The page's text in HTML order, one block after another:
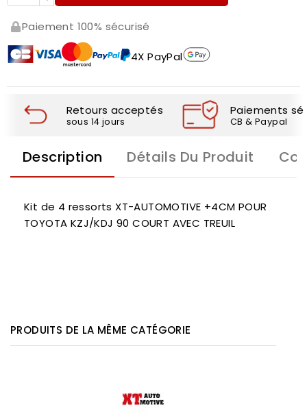
Paiement 100% sécurisé
4X PayPal
Retours acceptés
sous 14 jours
Paiements
CB & Paypal
Description Détails Du Produit
Kit de 4 ressorts XT-AUTOMOTIVE +4CM POUR
TOYOTA KZJ/KDJ 90 COURT AVEC TREUIL
PRODUITS DE LA MÊME CATÉGORIE